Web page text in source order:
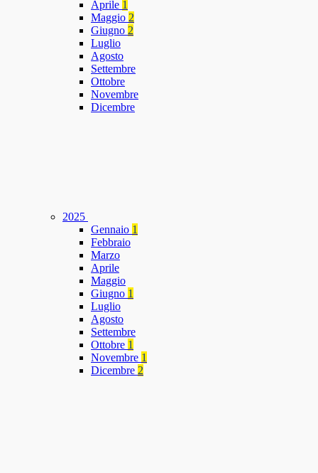
Aprile 1
Maggio 2
Giugno 2
Luglio
Agosto
Settembre
Ottobre
Novembre
Dicembre
2025
Gennaio 1
Febbraio
Marzo
Aprile
Maggio
Giugno 1
Luglio
Agosto
Settembre
Ottobre 1
Novembre 1
Dicembre 2